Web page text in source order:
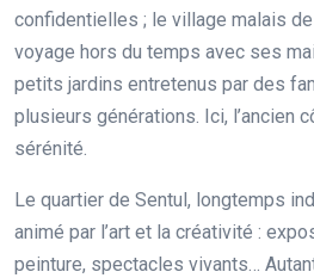
confidentielles ; le village malais
voyage hors du temps avec ses
petits jardins entretenus par des
plusieurs générations. Ici, l’ancien
sérénité.
Le quartier de Sentul, longtemps
animé par l’art et la créativité :
peinture, spectacles vivants…